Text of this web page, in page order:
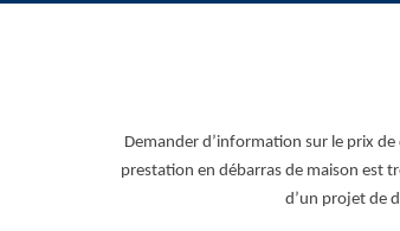
Demander d’information sur le prix
prestation en débarras de maison est
d’un projet de